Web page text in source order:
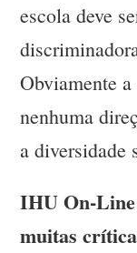
escola deve
Obviamente
nenhuma
a diversidade
IHU On-
muitas